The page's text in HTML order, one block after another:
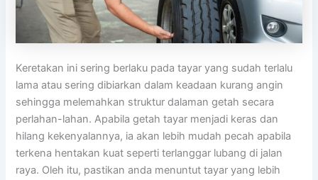
Keretakan ini sering berlaku pada tayar yang sudah terlalu
lama atau sering dibiarkan dalam keadaan kurang angin
sehingga melemahkan struktur dalaman getah secara
perlahan-lahan. Apabila getah tayar menjadi keras dan
hilang kekenyalannya, ia akan lebih mudah pecah apabila
terkena hentakan kuat seperti terlanggar lubang di jalan
raya. Oleh itu, pastikan anda menuntut tayar yang lebih